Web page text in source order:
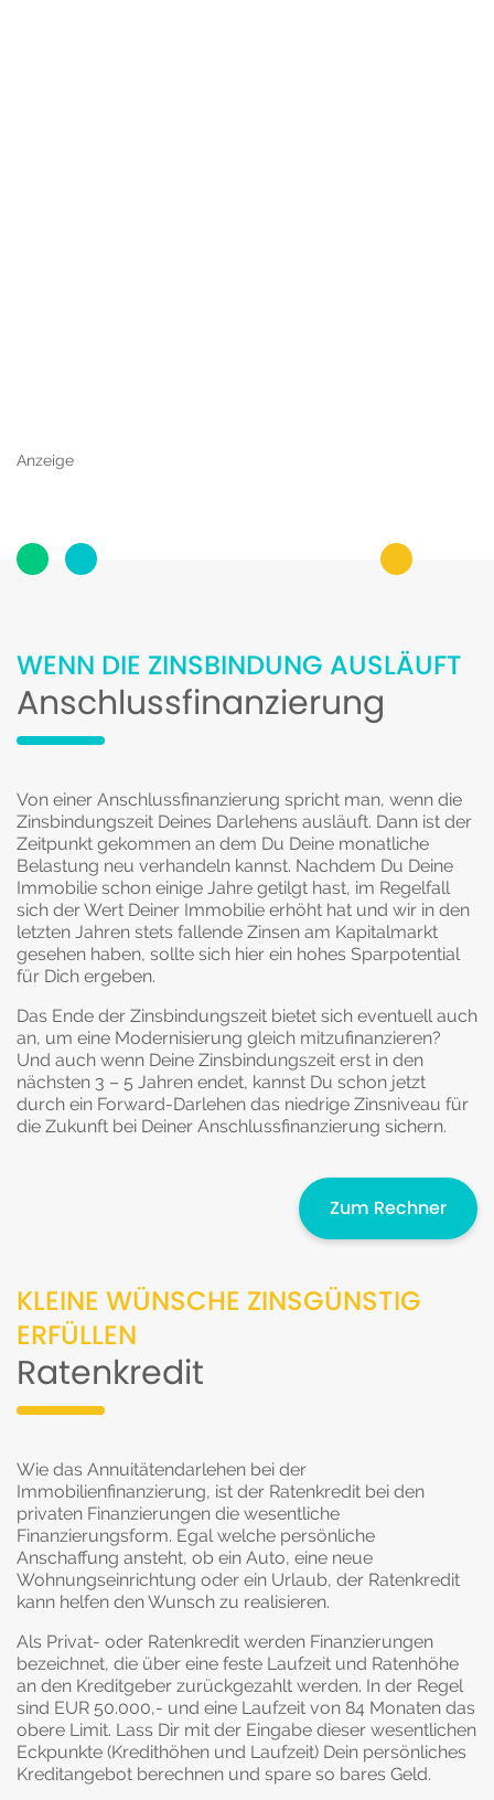
Anzeige
WENN DIE ZINSBINDUNG AUSLÄUFT
Anschlussfinanzierung
Von einer Anschlussfinanzierung spricht man, wenn die
Zinsbindungszeit Deines Darlehens ausläuft. Dann ist der
Zeitpunkt gekommen an dem Du Deine monatliche
Belastung neu verhandeln kannst. Nachdem Du Deine
Immobilie schon einige Jahre getilgt hast, im Regelfall
sich der Wert Deiner Immobilie erhöht hat und wir in den
letzten Jahren stets fallende Zinsen am Kapitalmarkt
gesehen haben, sollte sich hier ein hohes Sparpotential
für Dich ergeben.
Das Ende der Zinsbindungszeit bietet sich eventuell auch
an, um eine Modernisierung gleich mitzufinanzieren?
Und auch wenn Deine Zinsbindungszeit erst in den
nächsten 3 – 5 Jahren endet, kannst Du schon jetzt
durch ein Forward-Darlehen das niedrige Zinsniveau für
die Zukunft bei Deiner Anschlussfinanzierung sichern.
Zum Rechner
KLEINE WÜNSCHE ZINSGÜNSTIG
ERFÜLLEN
Ratenkredit
Wie das Annuitätendarlehen bei der
Immobilienfinanzierung, ist der Ratenkredit bei den
privaten Finanzierungen die wesentliche
Finanzierungsform. Egal welche persönliche
Anschaffung ansteht, ob ein Auto, eine neue
Wohnungseinrichtung oder ein Urlaub, der Ratenkredit
kann helfen den Wunsch zu realisieren.
Als Privat- oder Ratenkredit werden Finanzierungen
bezeichnet, die über eine feste Laufzeit und Ratenhöhe
an den Kreditgeber zurückgezahlt werden. In der Regel
sind EUR 50.000,- und eine Laufzeit von 84 Monaten das
obere Limit. Lass Dir mit der Eingabe dieser wesentlichen
Eckpunkte (Kredithöhen und Laufzeit) Dein persönliches
Kreditangebot berechnen und spare so bares Geld.